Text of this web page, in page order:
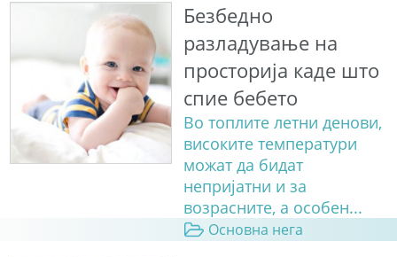
Безбедно
разладување на
просторија каде што
спие бебето
Во топлите летни денови,
високите температури
можат да бидат
непријатни и за
возрасните, а особен...
Основна нега